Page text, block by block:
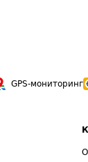
GPS-мониторинг